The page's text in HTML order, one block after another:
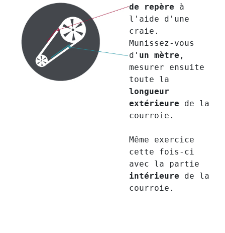
de repère à
l'aide d'une
craie.
Munissez-vous
d' un mètre ,
mesurer ensuite
toute la
longueur
extérieure de la
courroie.
Même exercice
cette fois-ci
avec la partie
intérieure de la
courroie.